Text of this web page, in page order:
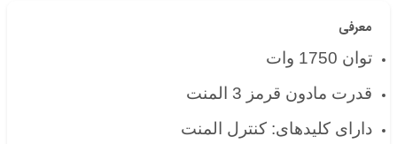
معرفی
توان 1750 وات
قدرت مادون قرمز 3 المنت
دارای کلیدهای: کنترل المنت